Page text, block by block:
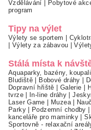
Vzdělávání
Pobytové
program
Tipy na výlet
Výlety se sportem
Výlety za zábavou |
Stálá místa k
Aquaparky, bazény,
Bludiště
Bobové dráhy
Dopravní hřiště
Galerie
tvrze| In-line dráhy |
Laser Game
Muzea|
Parky| Podzemní chodby
kanceláře pro maminky |
Sportovně - relaxační